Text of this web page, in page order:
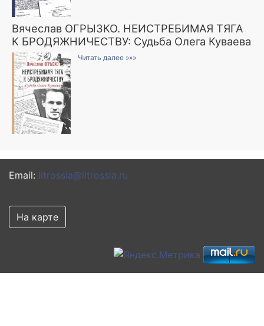
Вячеслав ОГРЫЗКО. НЕИСТРЕБИМАЯ ТЯГА
К БРОДЯЖНИЧЕСТВУ: Судьба Олега Куваева
Читать далее »»»
Email: litrossia@litrossia.ru
На карте